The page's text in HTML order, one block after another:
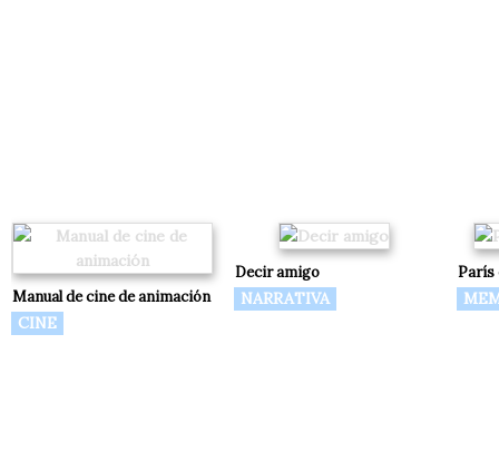
Manual de cine de animación
CINE
Decir amigo
NARRATIVA
París